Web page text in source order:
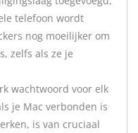
telefoon wordt
nog moeilijker om
zelfs als ze je
wachtwoord voor elk
je Mac verbonden is
is van cruciaal